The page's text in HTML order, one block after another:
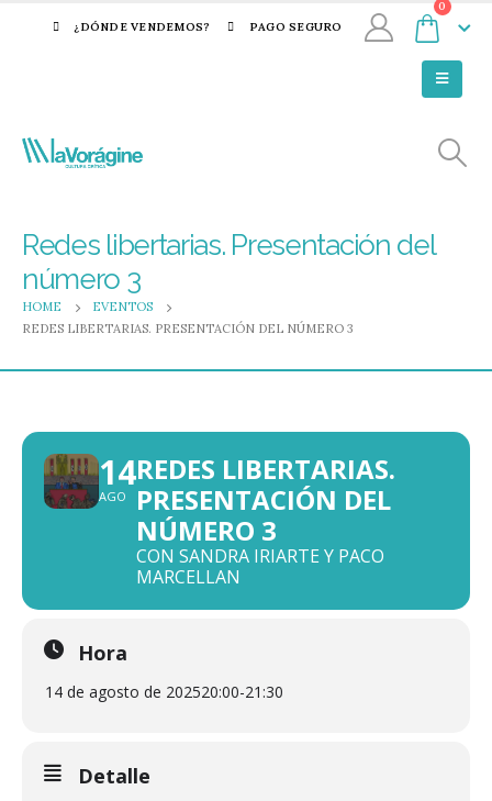
¿DÓNDE VENDEMOS? PAGO SEGURO
0
Redes libertarias. Presentación del
número 3
HOME
EVENTOS
REDES LIBERTARIAS. PRESENTACIÓN DEL NÚMERO 3
14
AGO
REDES LIBERTARIAS.
PRESENTACIÓN DEL
NÚMERO 3
CON SANDRA IRIARTE Y PACO
MARCELLAN
Hora
14 de agosto de 202520:00-21:30
Detalle